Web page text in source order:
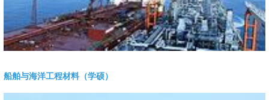
船舶与海洋工程材料（学硕）